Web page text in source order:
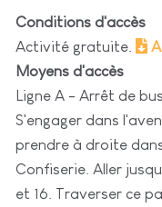
Conditions d'accès
Activité gratuite.
Moyens d'accès
Ligne A - Arrêt de
S'engager dans
prendre à droite
Confiserie. Aller
et 16. Traverser ce